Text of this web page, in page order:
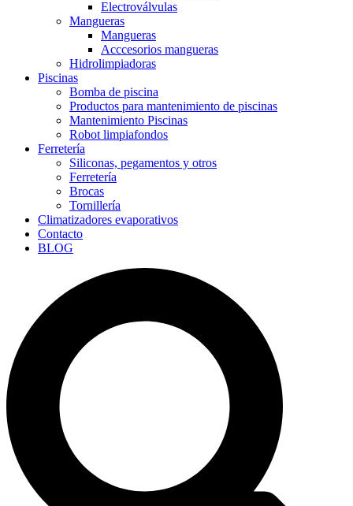
Electroválvulas
Mangueras
Mangueras
Acccesorios mangueras
Hidrolimpiadoras
Piscinas
Bomba de piscina
Productos para mantenimiento de piscinas
Mantenimiento Piscinas
Robot limpiafondos
Ferretería
Siliconas, pegamentos y otros
Ferretería
Brocas
Tornillería
Climatizadores evaporativos
Contacto
BLOG